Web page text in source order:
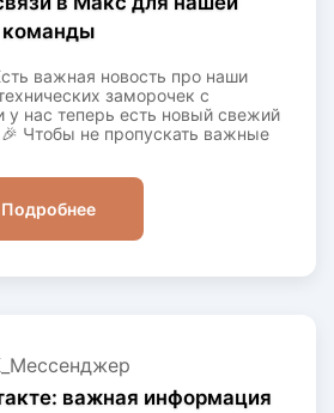
команды
важная новость про наши
заморочек с
нас теперь есть новый свежий
Чтобы не пропускать важные
Подробнее
важная информация